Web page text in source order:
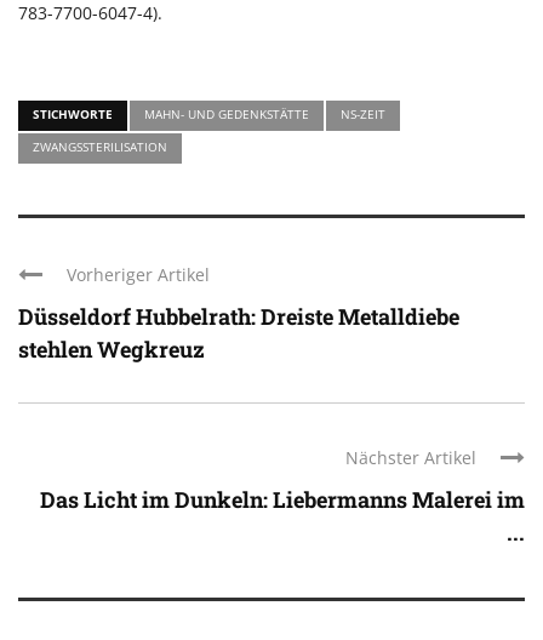
783-7700-6047-4).
STICHWORTE MAHN- UND GEDENKSTÄTTE
NS-ZEIT
ZWANGSSTERILISATION
Vorheriger Artikel
Düsseldorf Hubbelrath: Dreiste Metalldiebe
stehlen Wegkreuz
Nächster Artikel
Das Licht im Dunkeln: Liebermanns Malerei im
...